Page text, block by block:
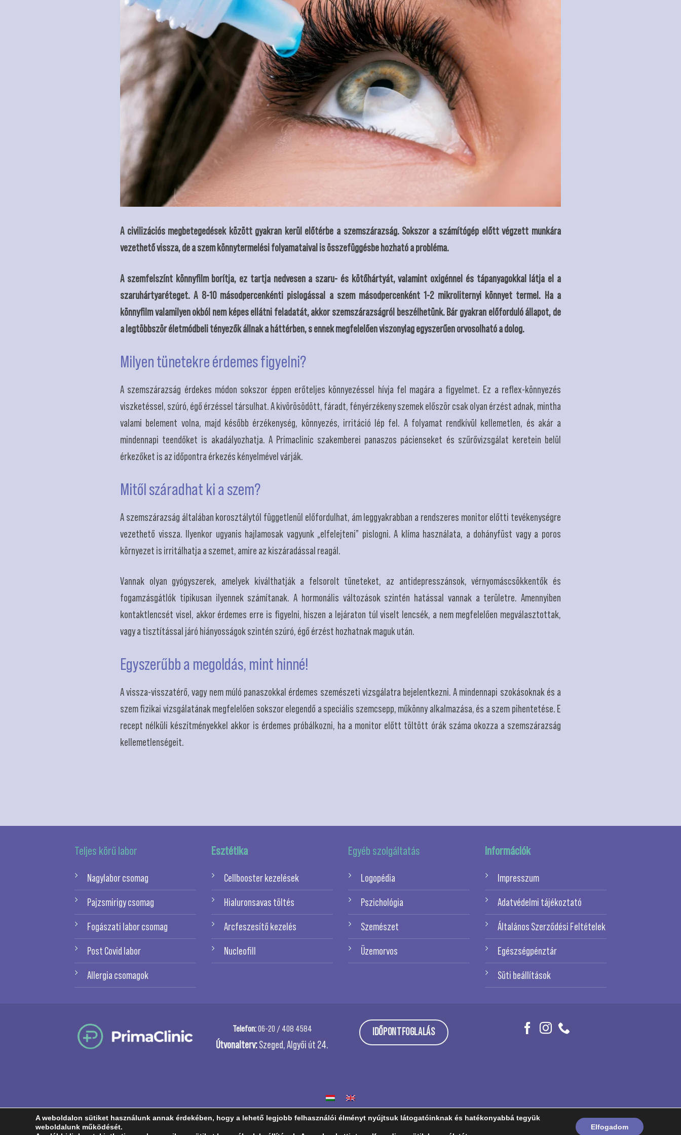
A civilizációs megbetegedések között gyakran kerül előtérbe a szemszárazság. Sokszor a számítógép előtt végzett munkára
vezethető vissza, de a szem könnytermelési folyamataival is összefüggésbe hozható a probléma.
A szemfelszínt könnyfilm borítja, ez tartja nedvesen a szaru- és kötőhártyát, valamint oxigénnel és tápanyagokkal látja el a
szaruhártyaréteget. A 8-10 másodpercenkénti pislogással a szem másodpercenként 1-2 mikroliternyi könnyet termel. Ha a
könnyfilm valamilyen okból nem képes ellátni feladatát, akkor szemszárazságról beszélhetünk. Bár gyakran előforduló állapot, de
a legtöbbször életmódbeli tényezők állnak a háttérben, s ennek megfelelően viszonylag egyszerűen orvosolható a dolog.
Milyen tünetekre érdemes figyelni?
A szemszárazság érdekes módon sokszor éppen erőteljes könnyezéssel hívja fel magára a figyelmet. Ez a reflex-könnyezés
viszketéssel, szúró, égő érzéssel társulhat. A kivörösödött, fáradt, fényérzékeny szemek először csak olyan érzést adnak, mintha
valami belement volna, majd később érzékenység, könnyezés, irritáció lép fel. A folyamat rendkívül kellemetlen, és akár a
mindennapi teendőket is akadályozhatja. A Primaclinic szakemberei panaszos pácienseket és szűrővizsgálat keretein belül
érkezőket is az időpontra érkezés kényelmével várják.
Mitől száradhat ki a szem?
A szemszárazság általában korosztálytól függetlenül előfordulhat, ám leggyakrabban a rendszeres monitor előtti tevékenységre
vezethető vissza. Ilyenkor ugyanis hajlamosak vagyunk „elfelejteni” pislogni. A klíma használata, a dohányfüst vagy a poros
környezet is irritálhatja a szemet, amire az kiszáradással reagál.
Vannak olyan gyógyszerek, amelyek kiválthatják a felsorolt tüneteket, az antidepresszánsok, vérnyomáscsökkentők és
fogamzásgátlók tipikusan ilyennek számítanak. A hormonális változások szintén hatással vannak a területre. Amennyiben
kontaktlencsét visel, akkor érdemes erre is figyelni, hiszen a lejáraton túl viselt lencsék, a nem megfelelően megválasztottak,
vagy a tisztítással járó hiányosságok szintén szúró, égő érzést hozhatnak maguk után.
Egyszerűbb a megoldás, mint hinné!
A vissza-visszatérő, vagy nem múló panaszokkal érdemes szemészeti vizsgálatra bejelentkezni. A mindennapi szokásoknak és a
szem fizikai vizsgálatának megfelelően sokszor elegendő a speciális szemcsepp, műkönny alkalmazása, és a szem pihentetése. E
recept nélküli készítményekkel akkor is érdemes próbálkozni, ha a monitor előtt töltött órák száma okozza a szemszárazság
kellemetlenségeit.
Teljes körű labor
Nagylabor csomag
Pajzsmirigy csomag
Fogászati labor csomag
Post Covid labor
Allergia csomagok
Esztétika
Cellbooster kezelések
Hialuronsavas töltés
Arcfeszesítő kezelés
Nucleofill
Egyéb szolgáltatás
Logopédia
Pszichológia
Szemészet
Üzemorvos
Információk
Impresszum
Adatvédelmi tájékoztató
Általános Szerződési Feltételek
Egészségpénztár
Süti beállítások
Telefon:06-20 / 408 4584
Útvonalterv:Szeged, Algyői út 24.
IDŐPONTFOGLALÁS
Copyright 2026 © PrimaClinic - Minden jog fenntartva
A weboldalon sütiket használunk annak érdekében, hogy a lehető legjobb felhasználói élményt nyújtsuk látogatóinknak és hatékonyabbá tegyük
weboldalunk működését.
Elfogadom